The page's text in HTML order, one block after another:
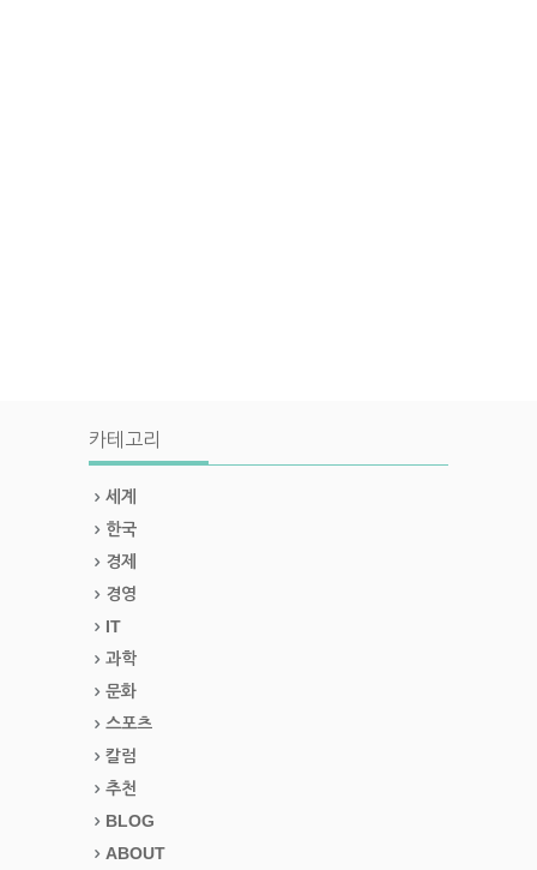
카테고리
세계
한국
경제
경영
IT
과학
문화
스포츠
칼럼
추천
BLOG
ABOUT